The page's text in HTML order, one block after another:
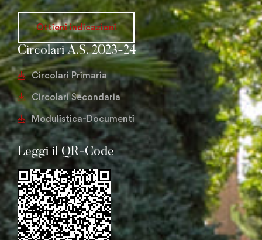
Ottieni indicazioni
Circolari A.S. 2023-24
Circolari Primaria
Circolari Secondaria
Modulistica-Documenti
Leggi il QR-Code